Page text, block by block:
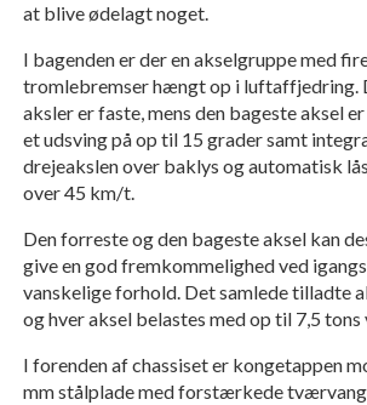
at blive ødelagt noget.
I bagenden er der en akselgruppe med
tromlebremser hængt op i luftaffjedring.
aksler er faste, mens den bageste aksel
et udsving på op til 15 grader samt
drejeakslen over baklys og automatisk
over 45 km/t.
Den forreste og den bageste aksel kan
give en god fremkommelighed ved
vanskelige forhold. Det samlede tilladte
og hver aksel belastes med op til 7,5 tons
I forenden af chassiset er kongetappen
mm stålplade med forstærkede